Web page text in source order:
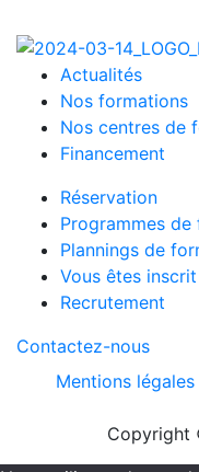
Actualités
Nos formations
Nos centres de
Financement
Réservation
Programmes
Plannings de
Vous êtes
Recrutement
Contactez-nous
Mentions
Copyright